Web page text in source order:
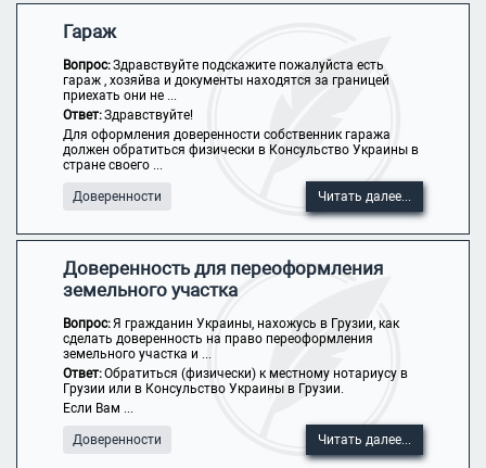
Гараж
Вопрос:Здравствуйте подскажите пожалуйста есть
гараж , хозяйва и документы находятся за границей
приехать они не ...
Ответ:Здравствуйте!
Для оформления доверенности собственник гаража
должен обратиться физически в Консульство Украины в
стране своего ...
Доверенности Читать далее...
Доверенность для переоформления
земельного участка
Вопрос:Я гражданин Украины, нахожусь в Грузии, как
сделать доверенность на право переоформления
земельного участка и ...
Ответ:Обратиться (физически) к местному нотариусу в
Грузии или в Консульство Украины в Грузии.
Если Вам ...
Доверенности Читать далее...